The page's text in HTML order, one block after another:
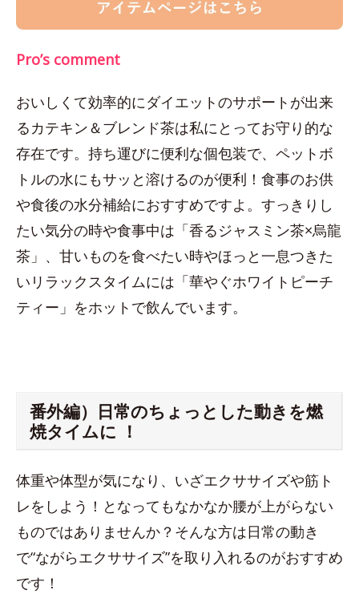
Pro’s comment
おいしくて効率的にダイエットのサポートが出来
るカテキン＆ブレンド茶は私にとってお守り的な
存在です。持ち運びに便利な個包装で、ペットボ
トルの水にもサッと溶けるのが便利！食事のお供
や食後の水分補給におすすめですよ。すっきりし
たい気分の時や食事中は「香るジャスミン茶×烏龍
茶」、甘いものを食べたい時やほっと一息つきた
いリラックスタイムには「華やぐホワイトピーチ
ティー」をホットで飲んでいます。
番外編）日常のちょっとした動きを燃
焼タイムに ！
体重や体型が気になり、いざエクササイズや筋ト
レをしよう！となってもなかなか腰が上がらない
ものではありませんか？そんな方は日常の動き
で“ながらエクササイズ”を取り入れるのがおすすめ
です！